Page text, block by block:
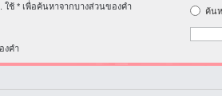
ใช้ * เพื่อค้นหาจากบางส่วนของคำ
ค้น
งคำ